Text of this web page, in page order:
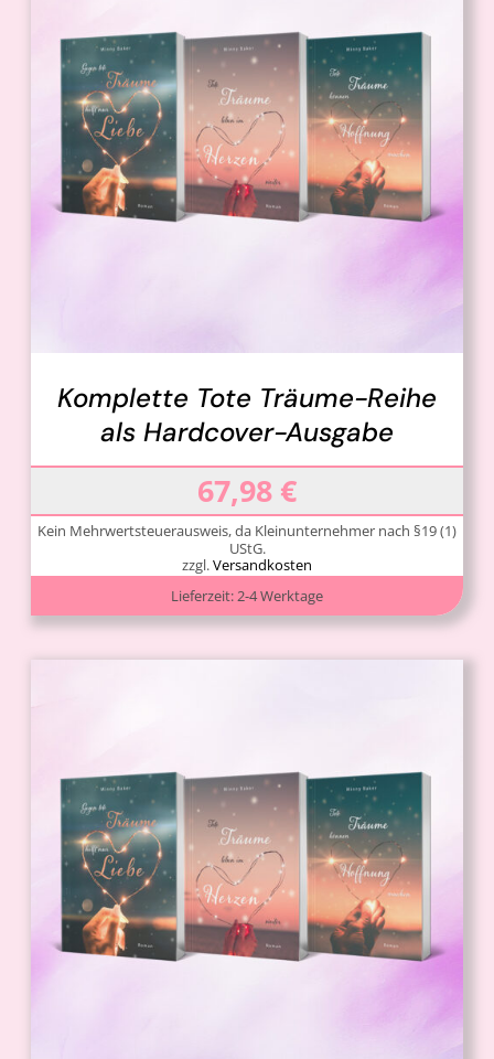
IN DEN WARENKORB DETAILS
Komplette Tote Träume-Reihe
als Hardcover-Ausgabe
67,98 €
Kein Mehrwertsteuerausweis, da Kleinunternehmer nach §19 (1)
UStG.
zzgl.Versandkosten
Lieferzeit:2-4 Werktage
IN DEN WARENKORB DETAILS